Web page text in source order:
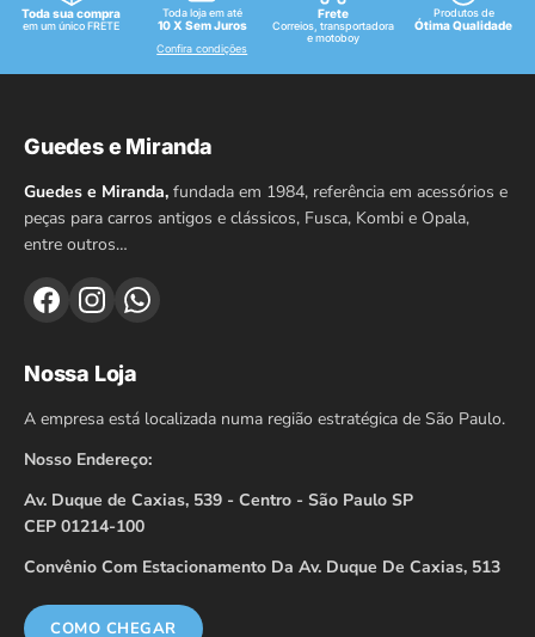
Toda sua compra
em um único FRETE
Toda loja em até
10 X Sem Juros
Confira condições
Frete
Correios, transportadora
e motoboy
Produtos de
Ótima Qualidade
Guedes e Miranda
Guedes e Miranda, fundada em 1984, referência em acessórios e
peças para carros antigos e clássicos, Fusca, Kombi e Opala,
entre outros…
Nossa Loja
A empresa está localizada numa região estratégica de São Paulo.
Nosso Endereço:
Av. Duque de Caxias, 539 - Centro - São Paulo SP
CEP 01214-100
Convênio Com Estacionamento Da Av. Duque De Caxias, 513
COMO CHEGAR